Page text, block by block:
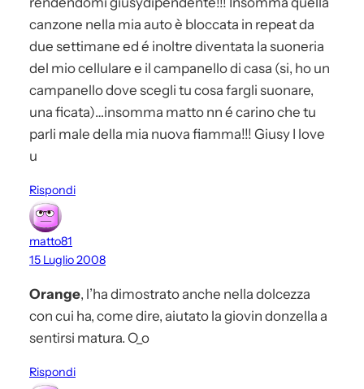
canzone nella mia auto è bloccata in repeat da
due settimane ed é inoltre diventata la suoneria
del mio cellulare e il campanello di casa (si, ho un
campanello dove scegli tu cosa fargli suonare,
una ficata)…insomma matto nn é carino che tu
parli male della mia nuova fiamma!!! Giusy I love
u
Rispondi
matto81
15 Luglio 2008
Orange, l’ha dimostrato anche nella dolcezza
con cui ha, come dire, aiutato la giovin donzella a
sentirsi matura. O_o
Rispondi